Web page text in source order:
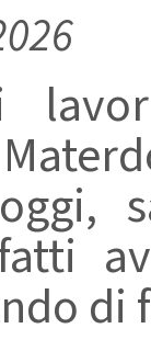
di